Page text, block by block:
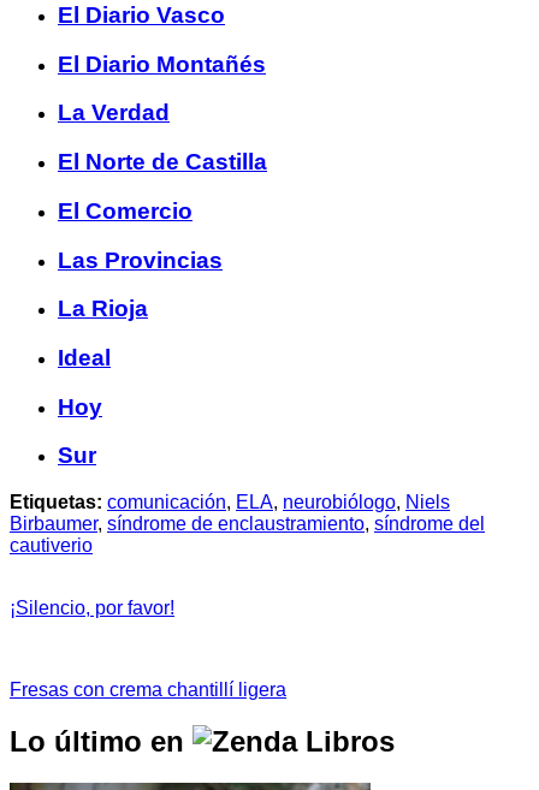
El Diario Vasco
El Diario Montañés
La Verdad
El Norte de Castilla
El Comercio
Las Provincias
La Rioja
Ideal
Hoy
Sur
Etiquetas: comunicación, ELA, neurobiólogo, Niels
Birbaumer, síndrome de enclaustramiento, síndrome del
cautiverio
¡Silencio, por favor!
Fresas con crema chantillí ligera
Lo último en